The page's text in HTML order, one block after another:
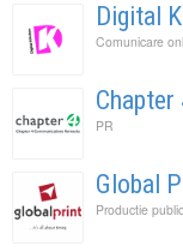
Digital
Comunicare
Chapter
PR
Global
Productie